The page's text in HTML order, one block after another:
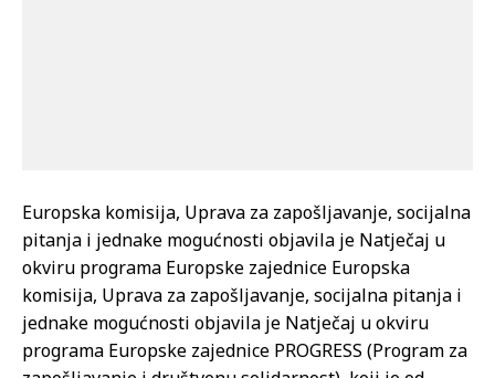
Europska komisija, Uprava za zapošljavanje, socijalna
pitanja i jednake mogućnosti objavila je Natječaj u
okviru programa Europske zajednice Europska
komisija, Uprava za zapošljavanje, socijalna pitanja i
jednake mogućnosti objavila je Natječaj u okviru
programa Europske zajednice PROGRESS (Program za